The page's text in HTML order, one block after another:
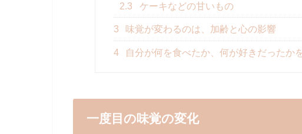
2.3 ケーキなどの甘いもの
3 味覚が変わるのは、加齢と心の影響
4 自分が何を食べたか、何が好きだったか
一度目の味覚の変化